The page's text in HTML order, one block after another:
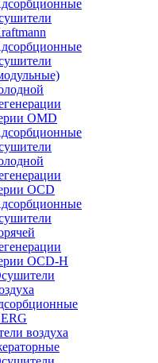
OMD
OCD
OСD-H
воздуха